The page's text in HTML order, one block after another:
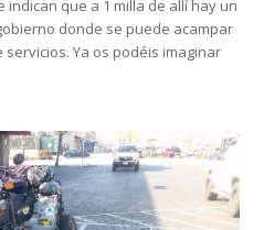
que a 1 milla de allí hay un
donde se puede acampar
Ya os podéis imaginar